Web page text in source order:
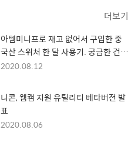
더보기
아템미니프로 재고 없어서 구입한 중
국산 스위처 한 달 사용기. 궁금한 건
댓글로...
2020.08.12
니콘, 웹캠 지원 유틸리티 베타버전 발
표
2020.08.06